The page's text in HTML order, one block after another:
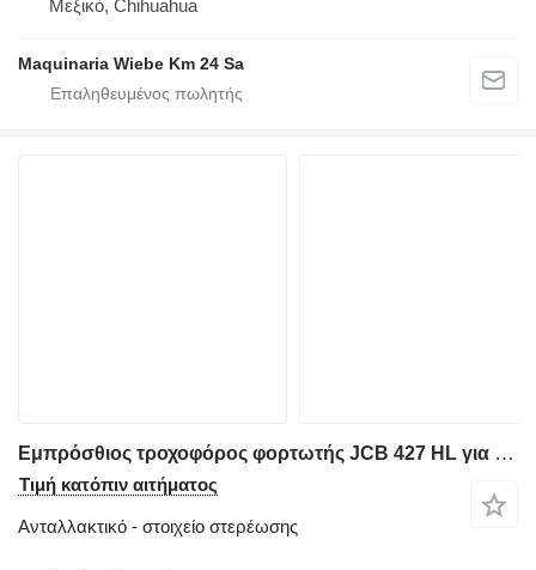
Μεξικό, Chihuahua
Maquinaria Wiebe Km 24 Sa
Εμπρόσθιος τροχοφόρος φορτωτής JCB 427 HL για στοιχείο στερέωσης Træk
Τιμή κατόπιν αιτήματος
Ανταλλακτικό - στοιχείο στερέωσης